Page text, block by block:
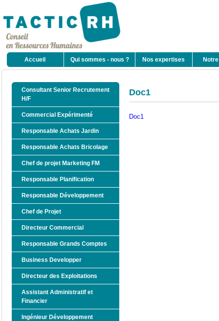
Consultant Senior Recrutement
H/F
Commercial Expérimenté
Responsable Achats Jardin
Responsable Achats Bricolage
Chef de projet Marketing FM
Responsable Planification
Responsable Développement
Chef de Projet
Directeur Commercial
Responsable Grands Comptes
Business Developper
Directeur des Exploitations
Assistant Administratif et
Financier
Ingénieur Développement
Doc1
Doc1
Accueil Qui sommes - nous ? Nos expertises